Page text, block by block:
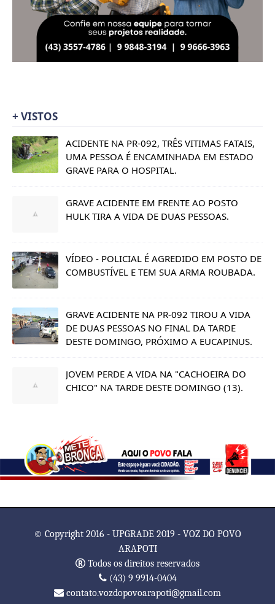
+ VISTOS
ACIDENTE NA PR-092, TRÊS VITIMAS FATAIS,
UMA PESSOA É ENCAMINHADA EM ESTADO
GRAVE PARA O HOSPITAL.
GRAVE ACIDENTE EM FRENTE AO POSTO
HULK TIRA A VIDA DE DUAS PESSOAS.
VÍDEO - POLICIAL É AGREDIDO EM POSTO DE
COMBUSTÍVEL E TEM SUA ARMA ROUBADA.
GRAVE ACIDENTE NA PR-092 TIROU A VIDA
DE DUAS PESSOAS NO FINAL DA TARDE
DESTE DOMINGO, PRÓXIMO A EUCAPINUS.
JOVEM PERDE A VIDA NA "CACHOEIRA DO
CHICO" NA TARDE DESTE DOMINGO (13).
© Copyright 2016 - UPGRADE 2019 - VOZ DO POVO
ARAPOTI
Todos os direitos reservados
(43) 9 9914-0404
contato.vozdopovoarapoti@gmail.com